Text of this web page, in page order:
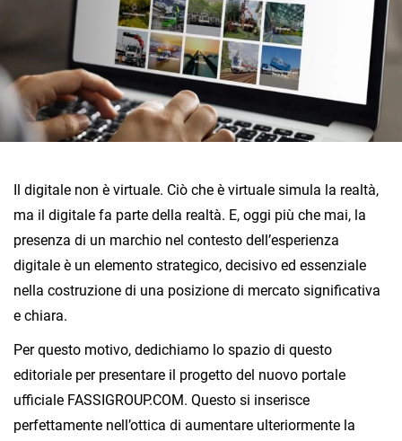
Il digitale non è virtuale. Ciò che è virtuale simula la realtà,
ma il digitale fa parte della realtà. E, oggi più che mai, la
presenza di un marchio nel contesto dell’esperienza
digitale è un elemento strategico, decisivo ed essenziale
nella costruzione di una posizione di mercato significativa
e chiara.
Per questo motivo, dedichiamo lo spazio di questo
editoriale per presentare il progetto del nuovo portale
ufficiale FASSIGROUP.COM. Questo si inserisce
perfettamente nell’ottica di aumentare ulteriormente la